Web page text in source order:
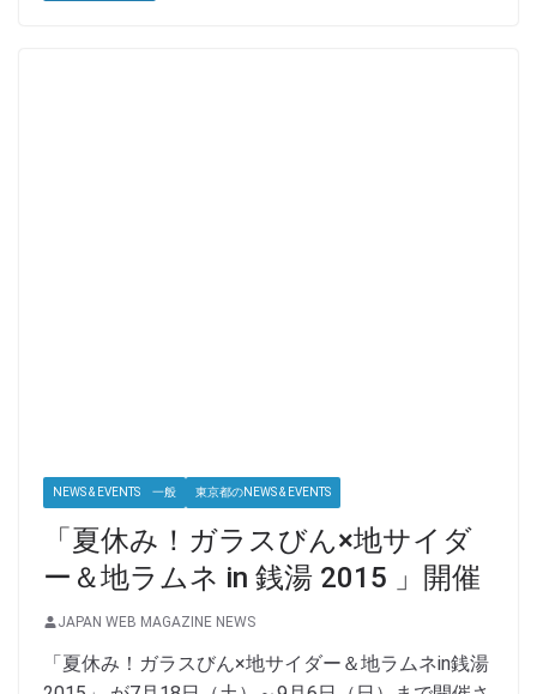
NEWS & EVENTS 一般 東京都のNEWS & EVENTS
「夏休み！ガラスびん×地サイダ
ー＆地ラムネ in 銭湯 2015 」開催
JAPAN WEB MAGAZINE NEWS
「夏休み！ガラスびん×地サイダー＆地ラムネin銭湯